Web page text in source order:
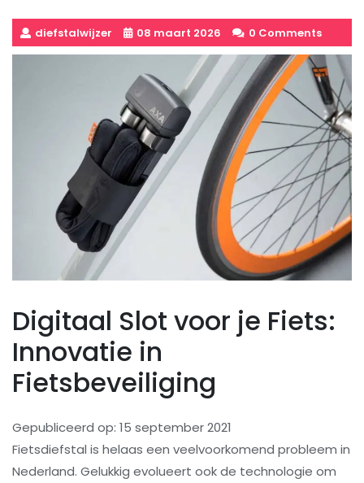
diefstalwijzer 08 maart 2026 0 Comments
Digitaal Slot voor je Fiets:
Innovatie in
Fietsbeveiliging
Gepubliceerd op: 15 september 2021
Fietsdiefstal is helaas een veelvoorkomend probleem in
Nederland. Gelukkig evolueert ook de technologie om